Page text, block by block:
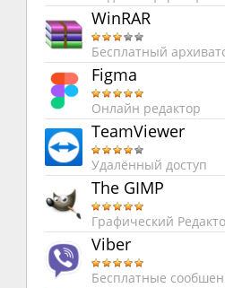
WinRAR
Бесплатный
Figma
Онлайн редактор
TeamViewer
Удалённый доступ
The GIMP
Графический
Viber
Бесплатные